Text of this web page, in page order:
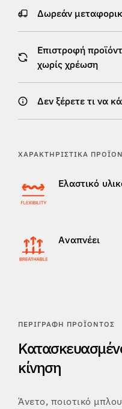
Δωρεάν
Επιστροφή
χωρίς χρέωση
Δεν ξέρετε τι να
ΧΑΡΑΚΤΗΡΙΣΤΙΚΆ
Ελαστικό
Αναπνέει
ΠΕΡΙΓΡΑΦΉ ΠΡΟΪΌΝΤΟΣ
κίνηση
Άνετο, ποιοτικό